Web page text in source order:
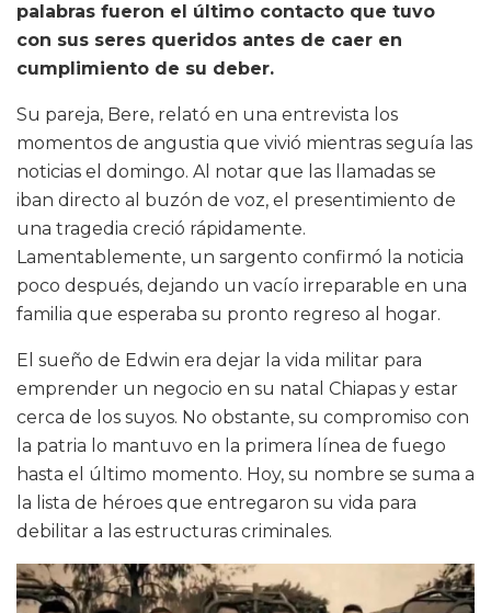
palabras fueron el último contacto que tuvo
con sus seres queridos antes de caer en
cumplimiento de su deber.
Su pareja, Bere, relató en una entrevista los
momentos de angustia que vivió mientras seguía las
noticias el domingo. Al notar que las llamadas se
iban directo al buzón de voz, el presentimiento de
una tragedia creció rápidamente.
Lamentablemente, un sargento confirmó la noticia
poco después, dejando un vacío irreparable en una
familia que esperaba su pronto regreso al hogar.
El sueño de Edwin era dejar la vida militar para
emprender un negocio en su natal Chiapas y estar
cerca de los suyos. No obstante, su compromiso con
la patria lo mantuvo en la primera línea de fuego
hasta el último momento. Hoy, su nombre se suma a
la lista de héroes que entregaron su vida para
debilitar a las estructuras criminales.